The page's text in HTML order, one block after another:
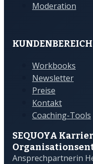
Moderation
KUNDENBEREICH
Workbooks
Newsletter
Preise
Kontakt
Coaching-Tools
SEQUOYA
Ansprechpartnerin